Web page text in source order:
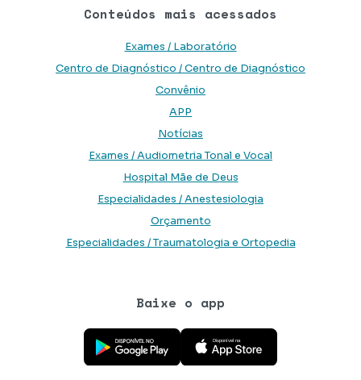
Conteúdos mais acessados
Exames / Laboratório
Centro de Diagnóstico / Centro de Diagnóstico
Convênio
APP
Notícias
Exames / Audiometria Tonal e Vocal
Hospital Mãe de Deus
Especialidades / Anestesiologia
Orçamento
Especialidades / Traumatologia e Ortopedia
Baixe o app
Baixe o aplicativo na Google Play Store
Baixe o aplicativo na App Store